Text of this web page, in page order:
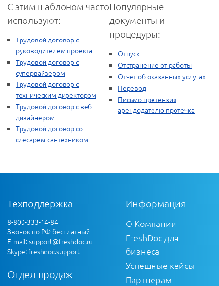
С этим шаблоном часто
используют:
Трудовой договор с
руководителем проекта
Трудовой договор с
супервайзером
Трудовой договор с
техническим директором
Трудовой договор с веб-
дизайнером
Трудовой договор со
слесарем-сантехником
Популярные
документы и
процедуры:
Отпуск
Отстранение от работы
Отчет об оказанных услугах
Перевод
Письмо претензия
арендодателю протечка
Техподдержка
8-800-333-14-84
Звонок по РФ бесплатный
E-mail:support@freshdoc.ru
Skype: freshdoc.support
Отдел продаж
Информация
О Компании
FreshDoc для
бизнеса
Успешные кейсы
Партнерам